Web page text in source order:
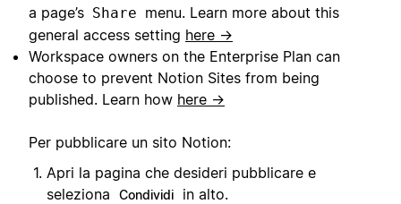
a page’s Share menu. Learn more about this
general access setting here →
Workspace owners on the Enterprise Plan can
choose to prevent Notion Sites from being
published. Learn how here →
Per pubblicare un sito Notion:
Apri la pagina che desideri pubblicare e
seleziona
Condividi
in alto.